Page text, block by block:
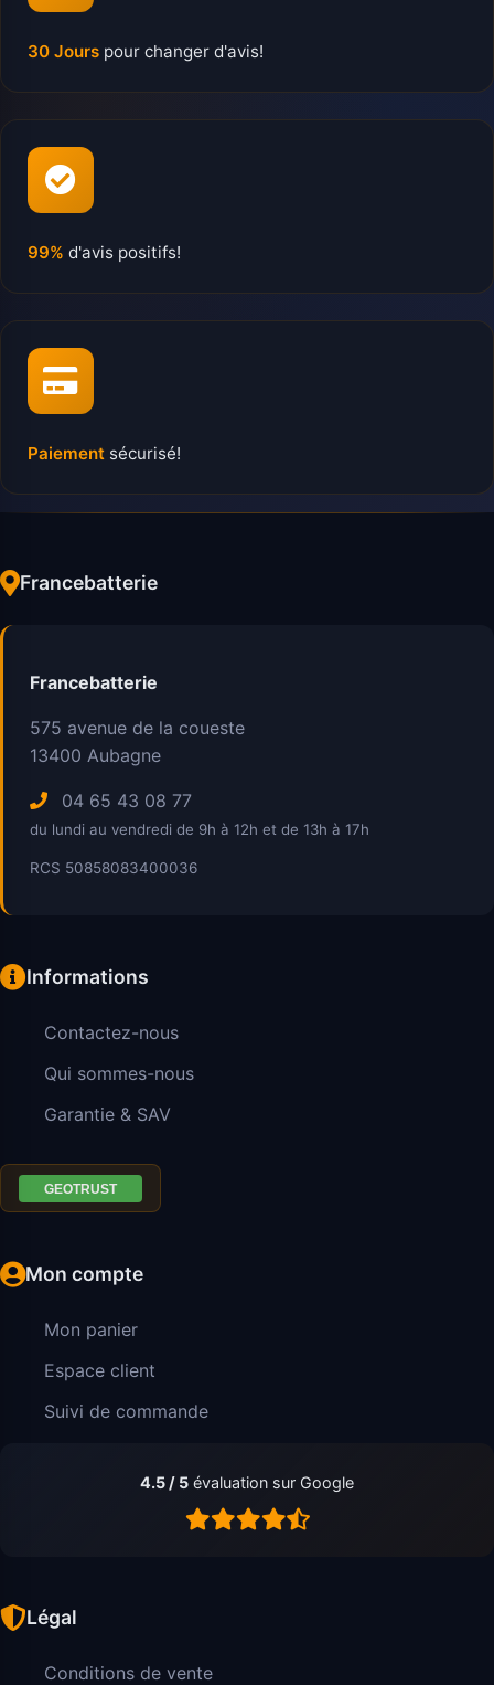
30 Jours pour changer d'avis!
99% d'avis positifs!
Paiement sécurisé!
Francebatterie
Francebatterie
575 avenue de la coueste
13400 Aubagne
04 65 43 08 77
du lundi au vendredi de 9h à 12h et de 13h à 17h
RCS 50858083400036
Informations
Contactez-nous
Qui sommes-nous
Garantie & SAV
Mon compte
Mon panier
Espace client
Suivi de commande
4.5 / 5 évaluation sur Google
Légal
Conditions de vente